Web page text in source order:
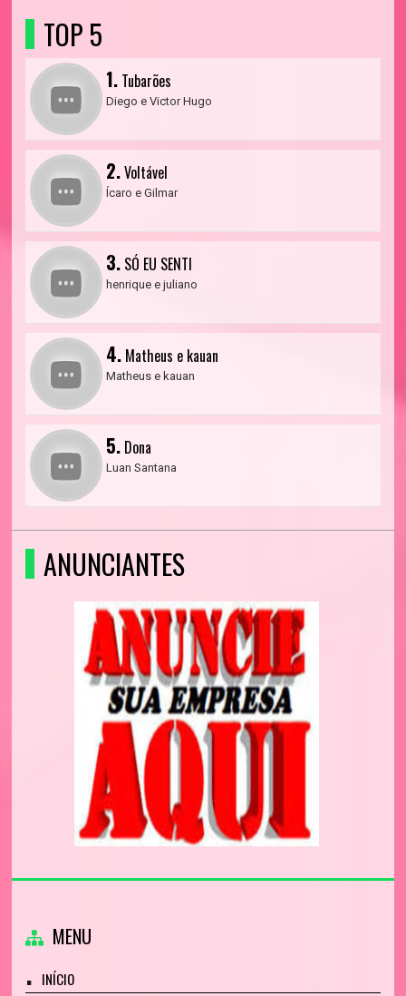
TOP 5
1. Tubarões
Diego e Victor Hugo
2.Voltável
Ícaro e Gilmar
3. SÓ EU SENTI
henrique e juliano
4. Matheus e kauan
Matheus e kauan
5. Dona
Luan Santana
ANUNCIANTES
MENU
INÍCIO